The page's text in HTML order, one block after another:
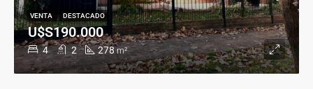
4 2 278 m²
U$S190.000
VENTA DESTACADO